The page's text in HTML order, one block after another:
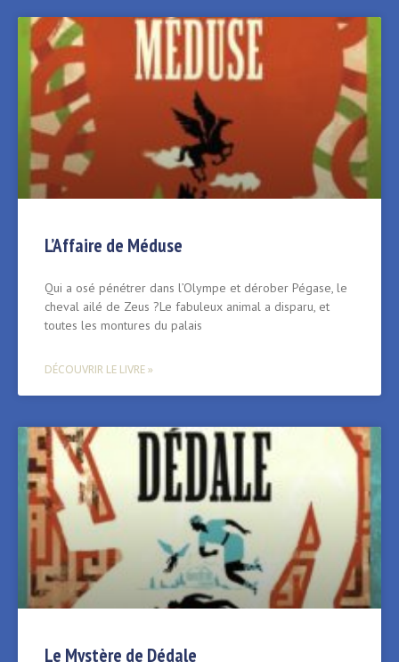
L’Affaire de Méduse
Qui a osé pénétrer dans l’Olympe et dérober Pégase, le
cheval ailé de Zeus ?Le fabuleux animal a disparu, et
toutes les montures du palais
DÉCOUVRIR LE LIVRE »
Le Mystère de Dédale